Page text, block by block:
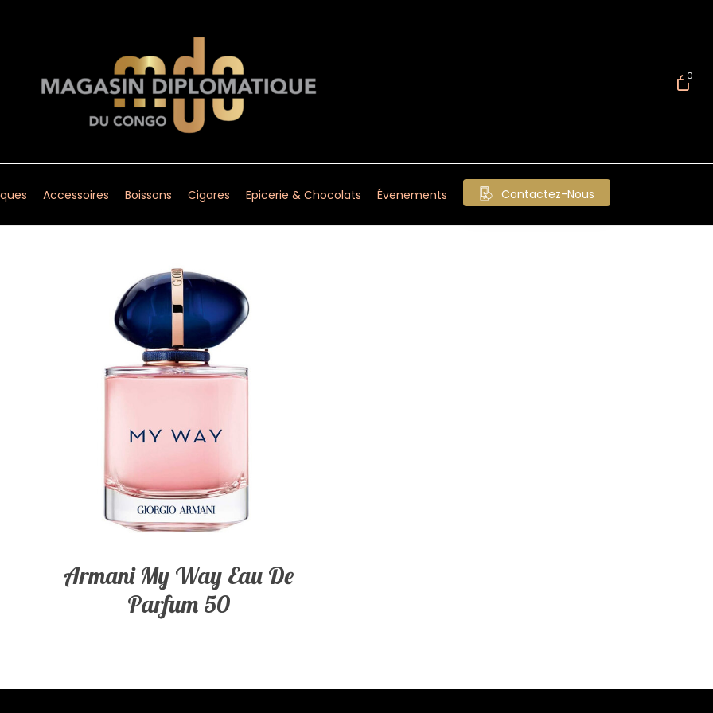
0
Accessoires Boissons Cigares Epicerie & Chocolats Évenements Contactez-Nous
Armani My Way Eau De
Parfum 50